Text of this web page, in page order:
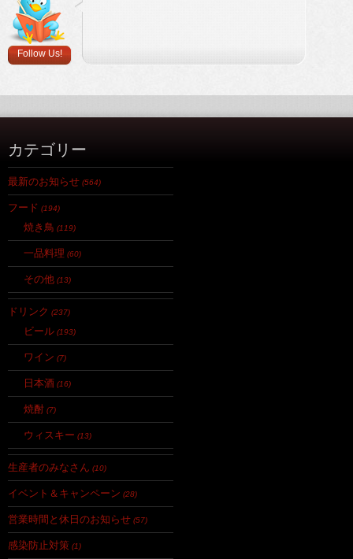
Follow Us!
カテゴリー
最新のお知らせ (564)
フード (194)
焼き鳥 (119)
一品料理 (60)
その他 (13)
ドリンク (237)
ビール (193)
ワイン (7)
日本酒 (16)
焼酎 (7)
ウィスキー (13)
生産者のみなさん (10)
イベント＆キャンペーン (28)
営業時間と休日のお知らせ (57)
感染防止対策 (1)